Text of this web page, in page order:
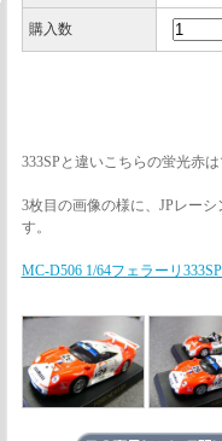
購入数
333SPと違いこちらの蛍光赤
3枚目の画像の様に、JPレー
す。
MC-D506 1/64フェラーリ